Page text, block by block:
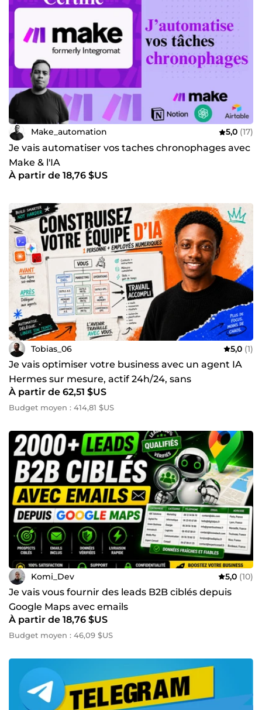
Make_automation 5,0 (17)
Je vais automatiser vos taches chronophages avec
Make & l'IA
À partir de 18,76 $US
Tobias_06 5,0 (1)
Je vais optimiser votre business avec un agent IA
Hermes sur mesure, actif 24h/24, sans
abonnement
À partir de 62,51 $US
Budget moyen : 414,81 $US
Komi_Dev 5,0 (10)
Je vais vous fournir des leads B2B ciblés depuis
Google Maps avec emails
À partir de 18,76 $US
Budget moyen : 46,09 $US